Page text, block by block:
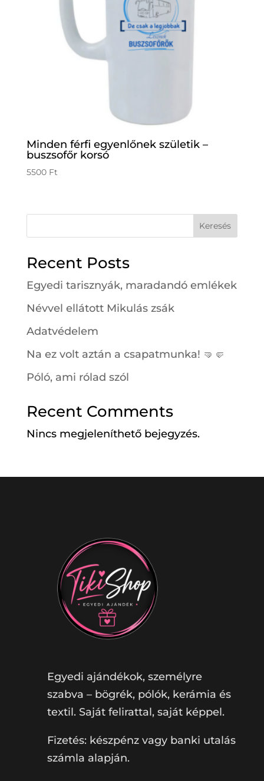
Minden férfi egyenlőnek születik –
buszsofőr korsó
5500 Ft
Keresés
Recent Posts
Egyedi tarisznyák, maradandó emlékek
Névvel ellátott Mikulás zsák
Adatvédelem
Na ez volt aztán a csapatmunka! 🤜🤛
Póló, ami rólad szól
Recent Comments
Nincs megjeleníthető bejegyzés.
Egyedi ajándékok, személyre
szabva – bögrék, pólók, kerámia és
textil. Saját felirattal, saját képpel.
Fizetés: készpénz vagy banki utalás
számla alapján.